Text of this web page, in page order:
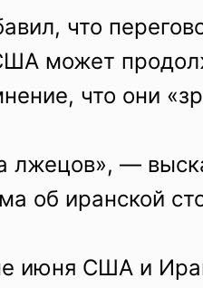
что
может
что они
лжецов», —
об иранской
июня США и